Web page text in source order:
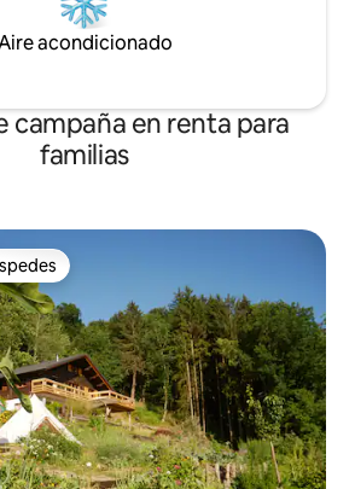
acondicionado
campaña en renta para
familias